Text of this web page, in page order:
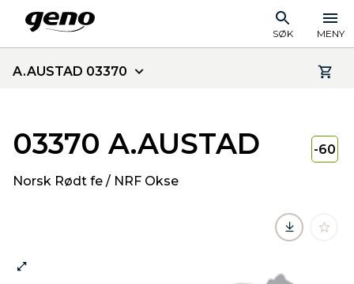
SØK MENY
A.AUSTAD 03370
03370 A.AUSTAD
Norsk Rødt fe / NRF Okse
-60